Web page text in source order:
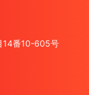
14番10-605号